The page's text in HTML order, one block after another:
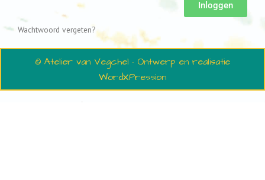
Inloggen
Wachtwoord vergeten?
© Atelier van Vegchel · Ontwerp en realisatie
WordXPression